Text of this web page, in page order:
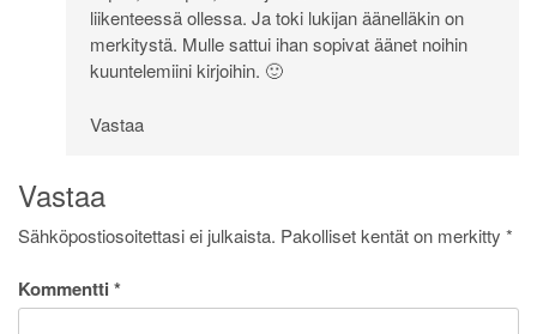
liikenteessä ollessa. Ja toki lukijan äänelläkin on
merkitystä. Mulle sattui ihan sopivat äänet noihin
kuuntelemiini kirjoihin. 🙂
Vastaa
Vastaa
Sähköpostiosoitettasi ei julkaista. Pakolliset kentät on merkitty *
Kommentti *